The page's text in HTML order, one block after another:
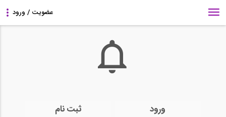
ورود ثبت نام